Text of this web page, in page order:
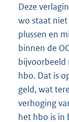
Deze
wo staat niet
plussen en
binnen de
bijvoorbeeld
hbo. Dat is
geld, wat
verhoging
het hbo is in